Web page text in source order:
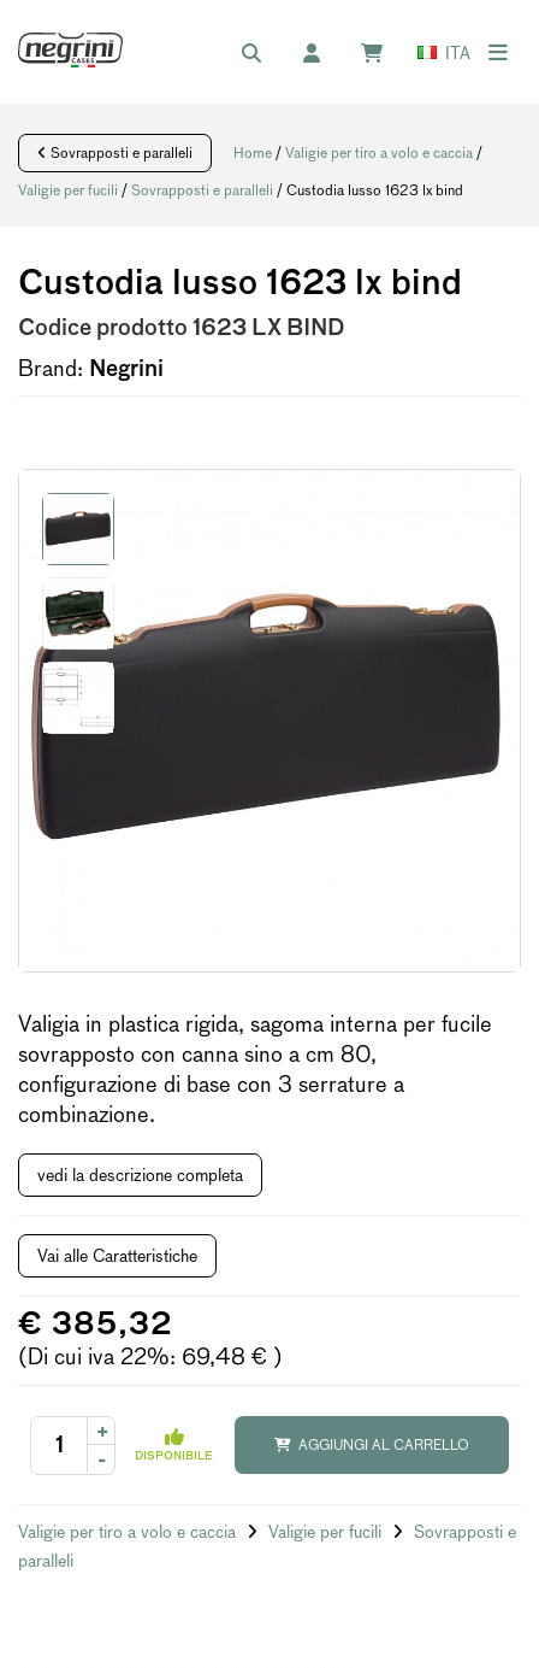
ITA
Sovrapposti e paralleli Home / Valigie per tiro a volo e caccia /
Valigie per fucili / Sovrapposti e paralleli / Custodia lusso 1623 lx bind
Custodia lusso 1623 lx bind
Codice prodotto 1623 LX BIND
Brand: Negrini
Valigia in plastica rigida, sagoma interna per fucile
sovrapposto con canna sino a cm 80,
configurazione di base con 3 serrature a
combinazione.
vedi la descrizione completa
Vai alle Caratteristiche
€ 385,32
(Di cui iva 22%: 69,48 € )
+
-
DISPONIBILE
AGGIUNGI AL CARRELLO
Valigie per tiro a volo e caccia Valigie per fucili
Sovrapposti e
paralleli